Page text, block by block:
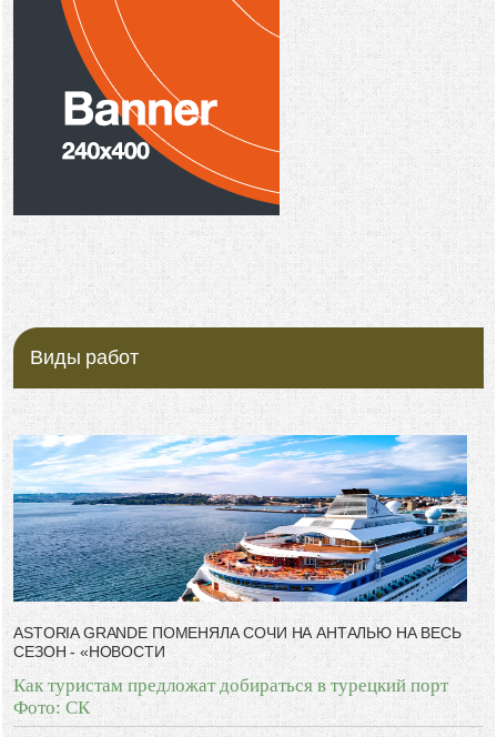
Виды работ
ASTORIA GRANDE ПОМЕНЯЛА СОЧИ НА АНТАЛЬЮ НА ВЕСЬ
СЕЗОН - «НОВОСТИ
Как туристам предложат добираться в турецкий порт
Фото: СК